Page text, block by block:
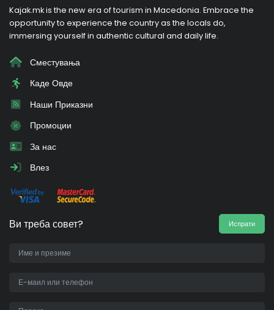
Kajak.mk is the new era of tourism in Macedonia. Embrace the
opportunity to experience the country as the locals do,
immersing yourself in authentic cultural and daily life.
Сместувања
Каде Овде
Наши Приказни
Промоции
За нас
Влез
Ви треба совет? Испрати